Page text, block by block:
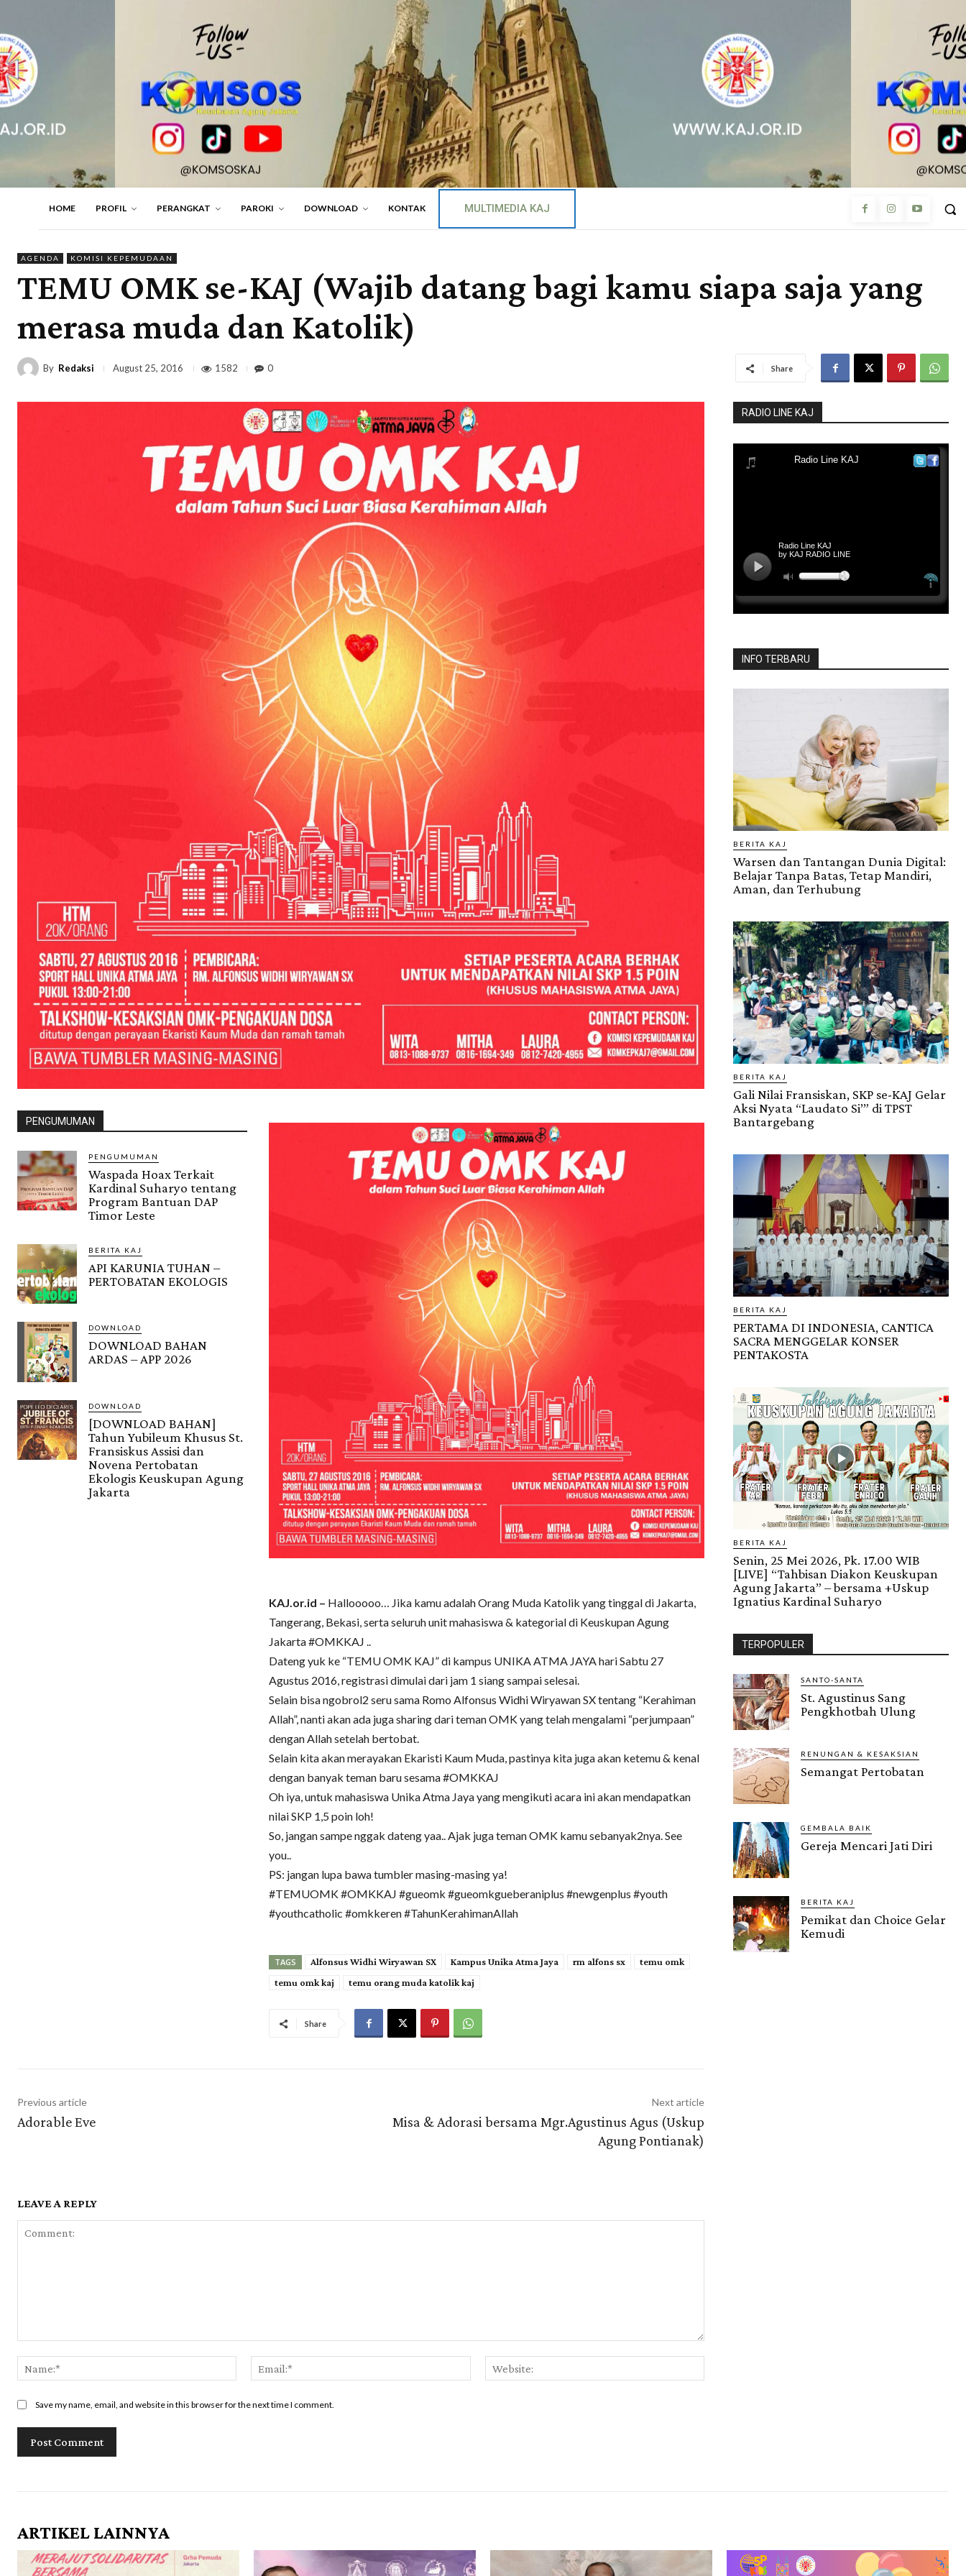
HOME PROFIL PERANGKAT PAROKI DOWNLOAD KONTAK MULTIMEDIA KAJ
AGENDA KOMISI KEPEMUDAAN
TEMU OMK se-KAJ (Wajib datang bagi kamu siapa saja yang
merasa muda dan Katolik)
By Redaksi August 25, 2016 1582 0 Share
PENGUMUMAN
PENGUMUMAN
Waspada Hoax Terkait
Kardinal Suharyo tentang
Program Bantuan DAP
Timor Leste
BERITA KAJ
API KARUNIA TUHAN –
PERTOBATAN EKOLOGIS
DOWNLOAD
DOWNLOAD BAHAN
ARDAS – APP 2026
DOWNLOAD
[DOWNLOAD BAHAN]
Tahun Yubileum Khusus St.
Fransiskus Assisi dan
Novena Pertobatan
Ekologis Keuskupan Agung
Jakarta
KAJ.or.id – Hallooooo… Jika kamu adalah Orang Muda Katolik yang tinggal di Jakarta,
Tangerang, Bekasi, serta seluruh unit mahasiswa & kategorial di Keuskupan Agung
Jakarta #OMKKAJ ..
Dateng yuk ke “TEMU OMK KAJ” di kampus UNIKA ATMA JAYA hari Sabtu 27
Agustus 2016, registrasi dimulai dari jam 1 siang sampai selesai.
Selain bisa ngobrol2 seru sama Romo Alfonsus Widhi Wiryawan SX tentang “Kerahiman
Allah”, nanti akan ada juga sharing dari teman OMK yang telah mengalami “perjumpaan”
dengan Allah setelah bertobat.
Selain kita akan merayakan Ekaristi Kaum Muda, pastinya kita juga akan ketemu & kenal
dengan banyak teman baru sesama #OMKKAJ
Oh iya, untuk mahasiswa Unika Atma Jaya yang mengikuti acara ini akan mendapatkan
nilai SKP 1,5 poin loh!
So, jangan sampe nggak dateng yaa.. Ajak juga teman OMK kamu sebanyak2nya. See
you..
PS: jangan lupa bawa tumbler masing-masing ya!
#TEMUOMK #OMKKAJ #gueomk #gueomkgueberaniplus #newgenplus #youth
#youthcatholic #omkkeren #TahunKerahimanAllah
TAGS Alfonsus Widhi Wiryawan SX Kampus Unika Atma Jaya rm alfons sx
temu omk
temu omk kaj
temu orang muda katolik kaj
Share
Previous article
Adorable Eve
Next article
Misa & Adorasi bersama Mgr.Agustinus Agus (Uskup
Agung Pontianak)
LEAVE A REPLY
Save my name, email, and website in this browser for the next time I comment.
RADIO LINE KAJ
INFO TERBARU
BERITA KAJ
Warsen dan Tantangan Dunia Digital:
Belajar Tanpa Batas, Tetap Mandiri,
Aman, dan Terhubung
BERITA KAJ
Gali Nilai Fransiskan, SKP se-KAJ Gelar
Aksi Nyata “Laudato Si’” di TPST
Bantargebang
BERITA KAJ
PERTAMA DI INDONESIA, CANTICA
SACRA MENGGELAR KONSER
PENTAKOSTA
BERITA KAJ
Senin, 25 Mei 2026, Pk. 17.00 WIB
[LIVE] “Tahbisan Diakon Keuskupan
Agung Jakarta” – bersama +Uskup
Ignatius Kardinal Suharyo
TERPOPULER
SANTO-SANTA
St. Agustinus Sang
Pengkhotbah Ulung
RENUNGAN & KESAKSIAN
Semangat Pertobatan
GEMBALA BAIK
Gereja Mencari Jati Diri
BERITA KAJ
Pemikat dan Choice Gelar
Kemudi
ARTIKEL LAINNYA